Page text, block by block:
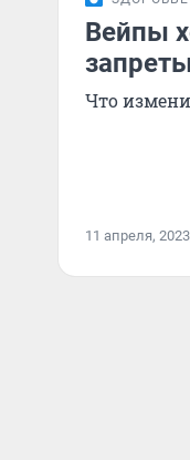
Вейпы
Что
11 апреля,